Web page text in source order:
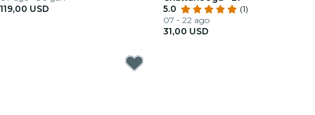
119,00 USD
5.0
(1)
07 - 22 ago
31,00 USD